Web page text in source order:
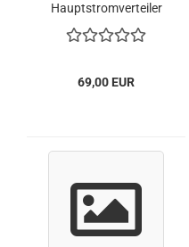
Hauptstromverteiler
69,00 EUR